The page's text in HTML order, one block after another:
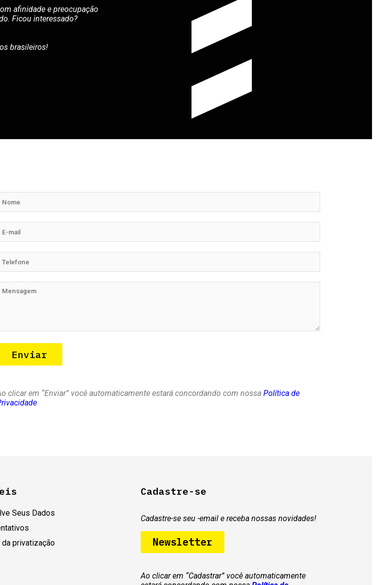
afinidade e preocupação
Ficou interessado?
brasileiros!
clicar em “Enviar” você automaticamente estará concordando com nossa Política de
Seus Dados
privatização
Cadastre-se
Cadastre-se seu -email e receba nossas novidades!
Newsletter
Ao clicar em “Cadastrar” você automaticamente